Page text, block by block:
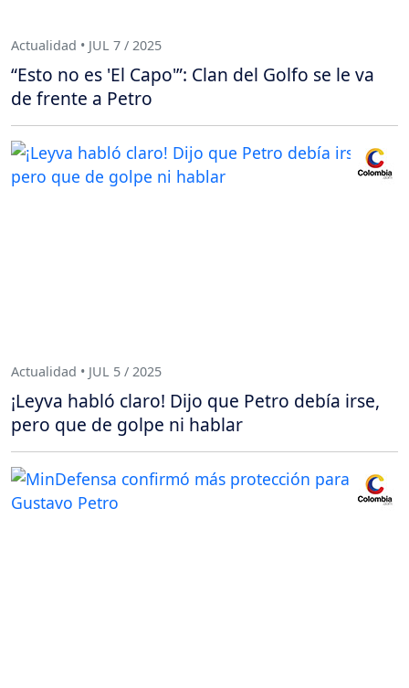
Actualidad • JUL 7 / 2025
“Esto no es 'El Capo'”: Clan del Golfo se le va
de frente a Petro
Actualidad • JUL 5 / 2025
¡Leyva habló claro! Dijo que Petro debía irse,
pero que de golpe ni hablar